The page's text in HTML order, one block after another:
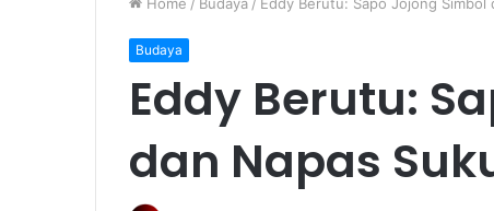
Budaya
Eddy Berutu:
dan Napas